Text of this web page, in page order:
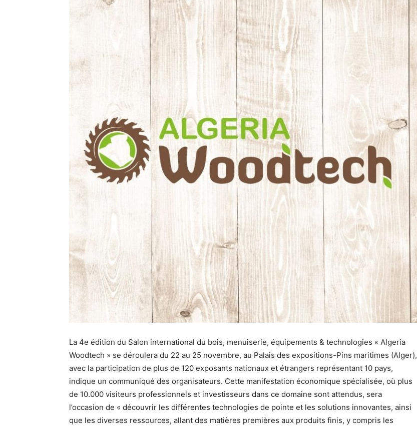
La 4e édition du Salon international du bois, menuiserie, équipements & technologies « Algeria
Woodtech » se déroulera du 22 au 25 novembre, au Palais des expositions-Pins maritimes (Alger),
avec la participation de plus de 120 exposants nationaux et étrangers représentant 10 pays,
indique un communiqué des organisateurs. Cette manifestation économique spécialisée, où plus
de 10.000 visiteurs professionnels et investisseurs dans ce domaine sont attendus, sera
l’occasion de « découvrir les différentes technologies de pointe et les solutions innovantes, ainsi
que les diverses ressources, allant des matières premières aux produits finis, y compris les